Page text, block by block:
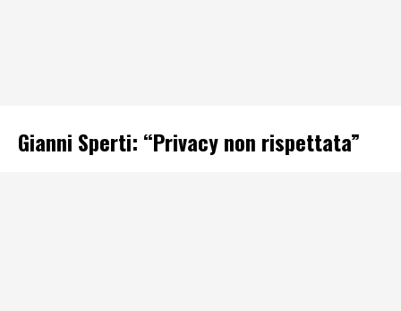
Gianni Sperti: “Privacy non rispettata”